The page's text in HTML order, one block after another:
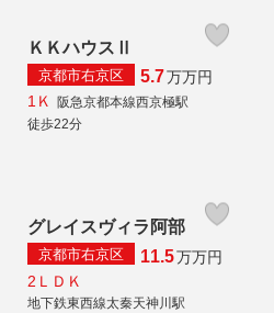
ＫＫハウスⅡ
京都市右京区 5.7万万円
1Ｋ 阪急京都本線西京極駅
徒歩22分
グレイスヴィラ阿部
京都市右京区 11.5万万円
2ＬＤＫ
地下鉄東西線太秦天神川駅